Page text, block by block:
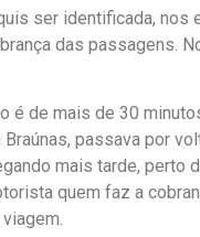
ser identificada,
das passagens.
é de mais de 30
passava por
mais tarde, perto
quem faz a